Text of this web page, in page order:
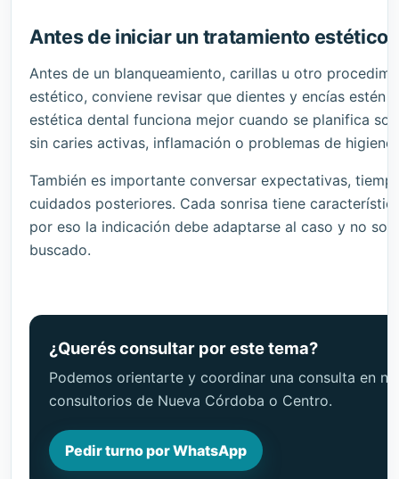
Antes de iniciar un tratamiento estético
Antes de un blanqueamiento, carillas u otro
estético, conviene revisar que dientes y encías estén
estética dental funciona mejor cuando se planifica
sin caries activas, inflamación o problemas de higiene.
También es importante conversar expectativas,
cuidados posteriores. Cada sonrisa tiene
por eso la indicación debe adaptarse al caso y no
buscado.
¿Querés consultar por este tema?
Podemos orientarte y coordinar una consulta en
consultorios de Nueva Córdoba o Centro.
Pedir turno por WhatsApp